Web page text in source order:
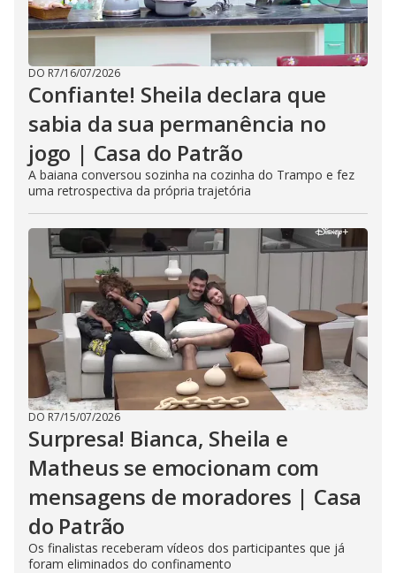
DO R7/16/07/2026
Confiante! Sheila declara que
sabia da sua permanência no
jogo | Casa do Patrão
A baiana conversou sozinha na cozinha do Trampo e fez
uma retrospectiva da própria trajetória
DO R7/15/07/2026
Surpresa! Bianca, Sheila e
Matheus se emocionam com
mensagens de moradores | Casa
do Patrão
Os finalistas receberam vídeos dos participantes que já
foram eliminados do confinamento